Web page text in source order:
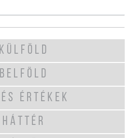
KÜLFÖLD
BELFÖLD
ÉRTÉKEK
HÁTTÉR